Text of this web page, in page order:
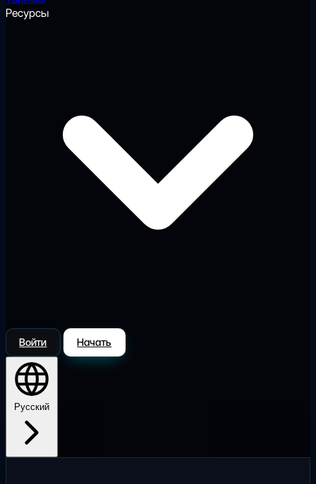
Ресурсы
Войти Начать
Русский